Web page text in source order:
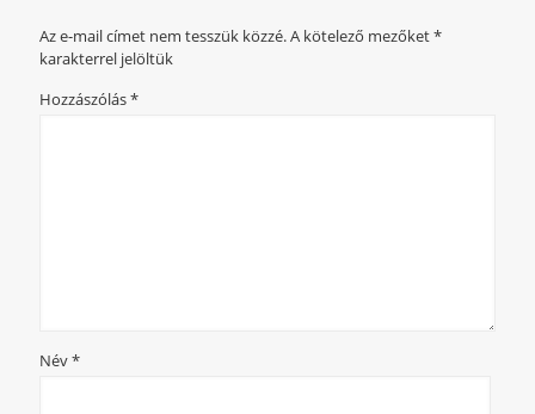
Az e-mail címet nem tesszük közzé.A kötelező mezőket*
karakterrel jelöltük
Hozzászólás*
Név*